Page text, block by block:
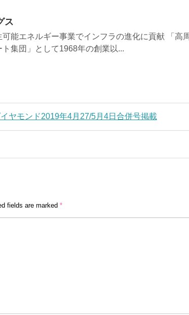
ス
能エネルギー事業でインフラの進化に貢献 「高周
集団」として1968年の創業以...
ヤモンド2019年4月27/5月4日合併号掲載
fields are marked *